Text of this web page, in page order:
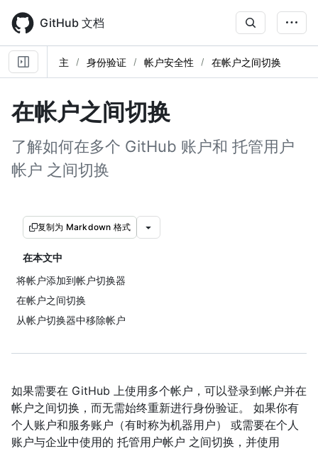
main
content
GitHub 文档
主 身份验证 帐户安全性 在帐户之间切换
在帐户之间切换
了解如何在多个 GitHub 账户和 托管用户
帐户 之间切换
复制为 Markdown 格式
在本文中
将帐户添加到帐户切换器
在帐户之间切换
从帐户切换器中移除帐户
如果需要在 GitHub 上使用多个帐户，可以登录到帐户并在
帐户之间切换，而无需始终重新进行身份验证。 如果你有
个人账户和服务账户（有时称为机器用户） 或需要在个人
账户与企业中使用的 托管用户帐户 之间切换，并使用